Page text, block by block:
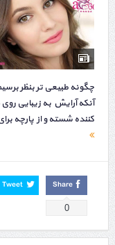
چگونه طبیعی تر بنظر
آنکه آرایش به زیبایی
کننده شسته و از پارچه
Share
0
Tweet